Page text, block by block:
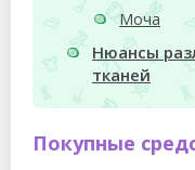
Моча
Нюансы
тканей
Покупные